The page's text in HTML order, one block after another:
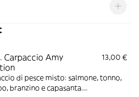
Carpaccio Amy
13,00 €
di pesce misto: salmone, tonno,
branzino e capasanta.